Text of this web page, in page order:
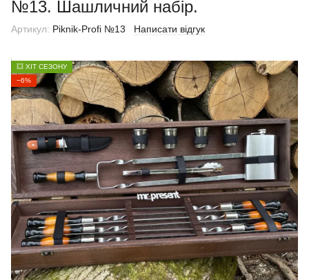
№13. Шашличний набір.
Артикул: Piknik-Profi №13 Написати відгук
💥 ХІТ СЕЗОНУ
−6%